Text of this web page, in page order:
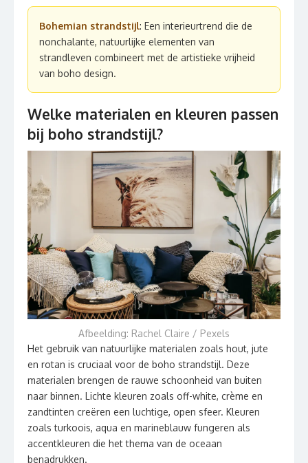
Bohemian strandstijl: Een interieurtrend die de
nonchalante, natuurlijke elementen van
strandleven combineert met de artistieke vrijheid
van boho design.
Welke materialen en kleuren passen
bij boho strandstijl?
Afbeelding: Rachel Claire / Pexels
Het gebruik van natuurlijke materialen zoals hout, jute
en rotan is cruciaal voor de boho strandstijl. Deze
materialen brengen de rauwe schoonheid van buiten
naar binnen. Lichte kleuren zoals off-white, crème en
zandtinten creëren een luchtige, open sfeer. Kleuren
zoals turkoois, aqua en marineblauw fungeren als
accentkleuren die het thema van de oceaan
benadrukken.